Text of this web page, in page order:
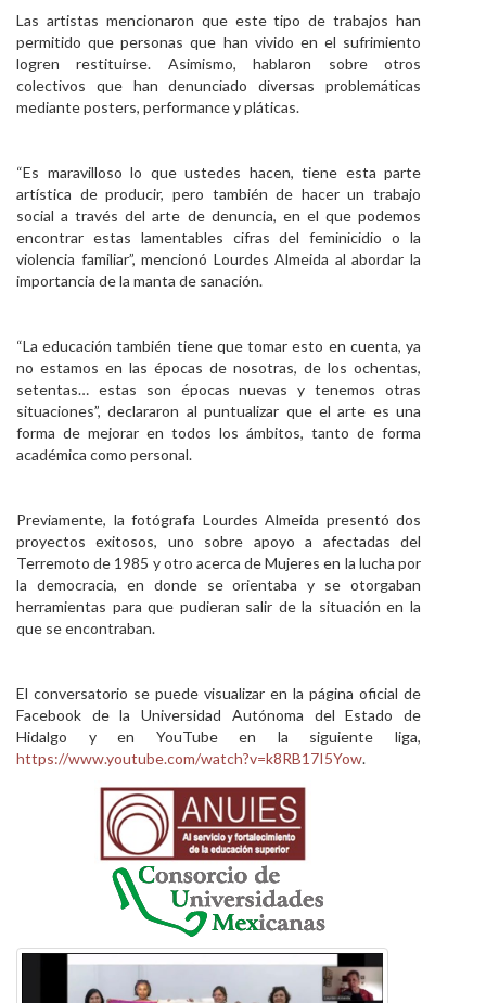
Las artistas mencionaron que este tipo de trabajos han
permitido que personas que han vivido en el sufrimiento
logren restituirse. Asimismo, hablaron sobre otros
colectivos que han denunciado diversas problemáticas
mediante posters, performance y pláticas.
“Es maravilloso lo que ustedes hacen, tiene esta parte
artística de producir, pero también de hacer un trabajo
social a través del arte de denuncia, en el que podemos
encontrar estas lamentables cifras del feminicidio o la
violencia familiar”, mencionó Lourdes Almeida al abordar la
importancia de la manta de sanación.
“La educación también tiene que tomar esto en cuenta, ya
no estamos en las épocas de nosotras, de los ochentas,
setentas… estas son épocas nuevas y tenemos otras
situaciones”, declararon al puntualizar que el arte es una
forma de mejorar en todos los ámbitos, tanto de forma
académica como personal.
Previamente, la fotógrafa Lourdes Almeida presentó dos
proyectos exitosos, uno sobre apoyo a afectadas del
Terremoto de 1985 y otro acerca de Mujeres en la lucha por
la democracia, en donde se orientaba y se otorgaban
herramientas para que pudieran salir de la situación en la
que se encontraban.
El conversatorio se puede visualizar en la página oficial de
Facebook de la Universidad Autónoma del Estado de
Hidalgo y en YouTube en la siguiente liga,
https://www.youtube.com/watch?v=k8RB17I5Yow.